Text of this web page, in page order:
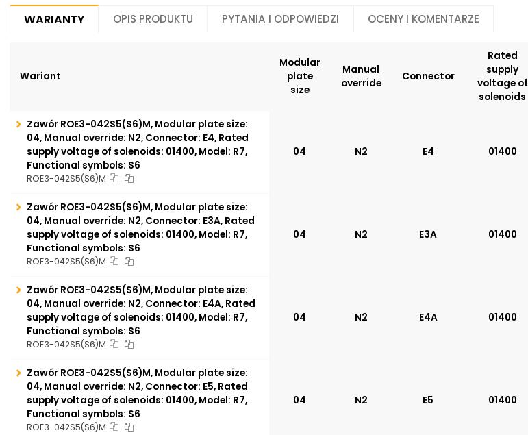
N2
Modular plate size:
Warianty Opis produktu Pytania i odpowiedzi Oceny i komentarze
Wariant
Modular
plate
size
Manual
override
Connector
Rated
supply
voltage of
solenoids
Zawór ROE3-042S5(S6)M, Modular plate size:
04, Manual override: N2, Connector: E4, Rated
supply voltage of solenoids: 01400, Model: R7,
Functional symbols: S6
ROE3-042S5(S6)M
04 N2 E4 01400
Zawór ROE3-042S5(S6)M, Modular plate size:
04, Manual override: N2, Connector: E3A, Rated
supply voltage of solenoids: 01400, Model: R7,
Functional symbols: S6
ROE3-042S5(S6)M
04 N2 E3A 01400
Zawór ROE3-042S5(S6)M, Modular plate size:
04, Manual override: N2, Connector: E4A, Rated
supply voltage of solenoids: 01400, Model: R7,
Functional symbols: S6
ROE3-042S5(S6)M
04 N2 E4A 01400
Zawór ROE3-042S5(S6)M, Modular plate size:
04, Manual override: N2, Connector: E5, Rated
supply voltage of solenoids: 01400, Model: R7,
Functional symbols: S6
ROE3-042S5(S6)M
04 N2 E5 01400